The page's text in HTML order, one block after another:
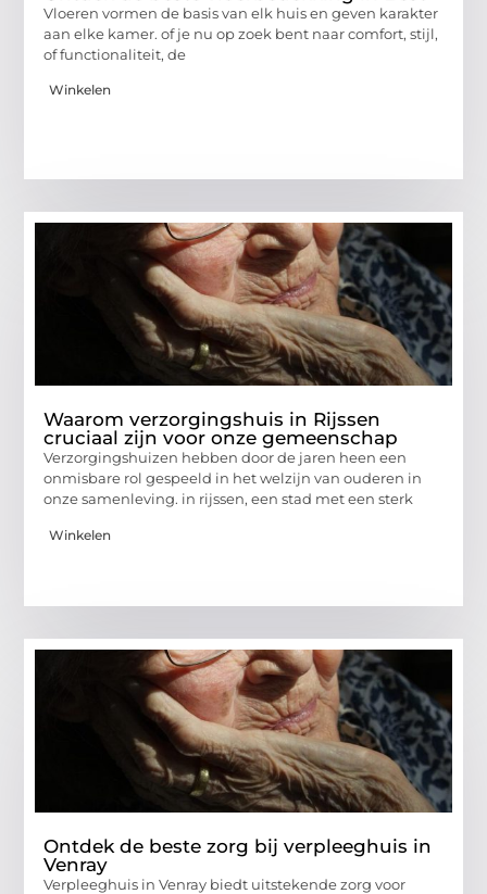
Vloeren vormen de basis van elk huis en geven karakter
aan elke kamer. of je nu op zoek bent naar comfort, stijl,
of functionaliteit, de
Winkelen
Waarom verzorgingshuis in Rijssen
cruciaal zijn voor onze gemeenschap
Verzorgingshuizen hebben door de jaren heen een
onmisbare rol gespeeld in het welzijn van ouderen in
onze samenleving. in rijssen, een stad met een sterk
Winkelen
Ontdek de beste zorg bij verpleeghuis in
Venray
Verpleeghuis in Venray biedt uitstekende zorg voor